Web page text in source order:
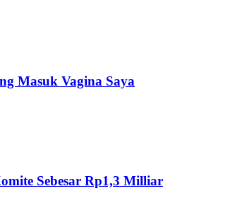
Masuk Vagina Saya
Sebesar Rp1,3 Milliar